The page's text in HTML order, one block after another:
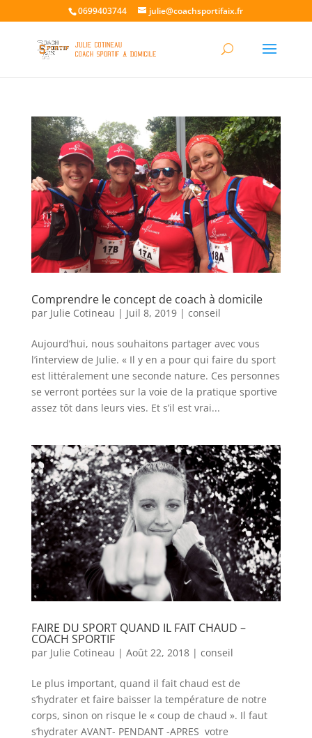
0699403744 julie@coachsportifaix.fr
Comprendre le concept de coach à domicile
par Julie Cotineau | Juil 8, 2019| conseil
Aujourd’hui, nous souhaitons partager avec vous
l’interview de Julie. « Il y en a pour qui faire du sport
est littéralement une seconde nature. Ces personnes
se verront portées sur la voie de la pratique sportive
assez tôt dans leurs vies. Et s’il est vrai...
FAIRE DU SPORT QUAND IL FAIT CHAUD –
COACH SPORTIF
par Julie Cotineau | Août 22, 2018| conseil
Le plus important, quand il fait chaud est de
s’hydrater et faire baisser la température de notre
corps, sinon on risque le « coup de chaud ». Il faut
s’hydrater AVANT- PENDANT -APRES votre